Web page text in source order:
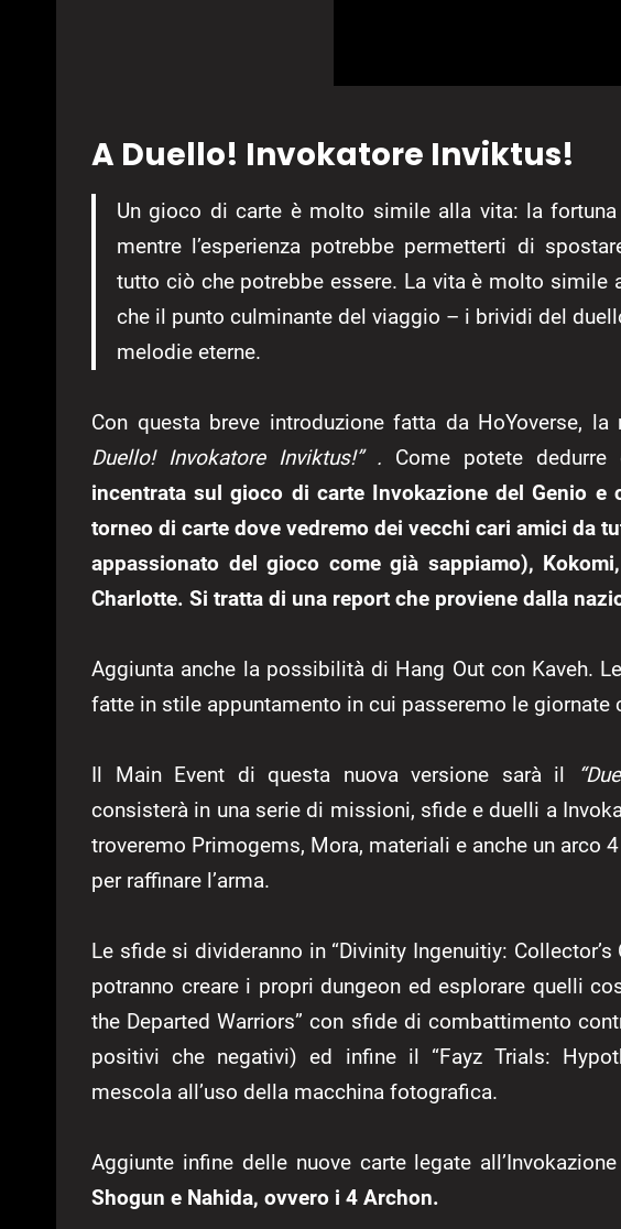
A Duello! Invokatore Inviktus!
Un gioco di carte è molto simile alla vita: la
mentre l’esperienza potrebbe permetterti di
tutto ciò che potrebbe essere. La vita è molto simile
che il punto culminante del viaggio – i brividi del
melodie eterne.
Con questa breve introduzione fatta da HoYoverse,
Duello! Invokatore Inviktus!” . Come potete dedurre
incentrata sul gioco di carte Invokazione del Genio e
torneo di carte dove vedremo dei vecchi cari amici da
appassionato del gioco come già sappiamo),
Charlotte. Si tratta di una report che proviene dalla
Aggiunta anche la possibilità di Hang Out con Kaveh.
fatte in stile appuntamento in cui passeremo le
Il Main Event di questa nuova versione sarà il
consisterà in una serie di missioni, sfide e duelli a
troveremo Primogems, Mora, materiali e anche un arco
per raffinare l’arma.
Le sfide si divideranno in “Divinity Ingenuitiy:
potranno creare i propri dungeon ed esplorare quelli
the Departed Warriors” con sfide di combattimento
positivi che negativi) ed infine il “Fayz Trials:
mescola all’uso della macchina fotografica.
Aggiunte infine delle nuove carte legate
Shogun e Nahida, ovvero i 4 Archon.